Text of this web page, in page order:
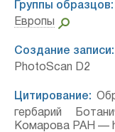
Группы образцов:
Европы
Создание записи:
PhotoScan D2
Цитирование:
гербарий
Комарова РАН —